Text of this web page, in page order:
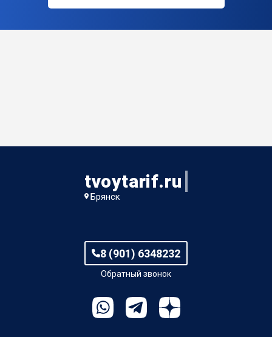
tvoytarif.ru
Брянск
8 (901) 6348232
Обратный звонок